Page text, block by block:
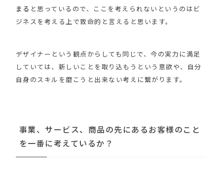
まる と思っているので、ここを考えられないというのはビ
ジネスを考える上で致命的と言えると思います。
デザイナーという観点からしても同じで、今の実力に満足
していては、新しいことを取り込もうという意欲や、自分
自身のスキルを磨こうと出来ない考えに繋がります。
事業、サービス、商品の先にあるお客様のこと
を一番に考えているか？